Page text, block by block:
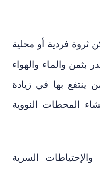
ثروة فردية أو محلية
بثمن والماء والهواء
بها في زيادة
المحطات النووية
السرية